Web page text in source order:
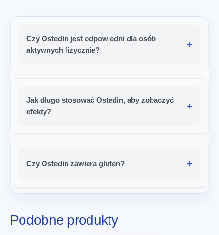
Czy Ostedin jest odpowiedni dla osób
aktywnych fizycznie?
Jak długo stosować Ostedin, aby zobaczyć
efekty?
Czy Ostedin zawiera gluten?
Podobne produkty